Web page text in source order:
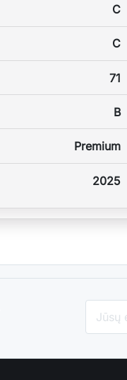
C
C
71
B
Premium
2025